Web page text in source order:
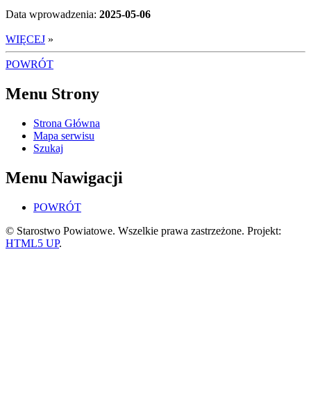
Data wprowadzenia: 2025-05-06
WIĘCEJ »
POWRÓT
Menu Strony
Strona Główna
Mapa serwisu
Szukaj
Menu Nawigacji
POWRÓT
© Starostwo Powiatowe. Wszelkie prawa zastrzeżone. Projekt:
HTML5 UP.